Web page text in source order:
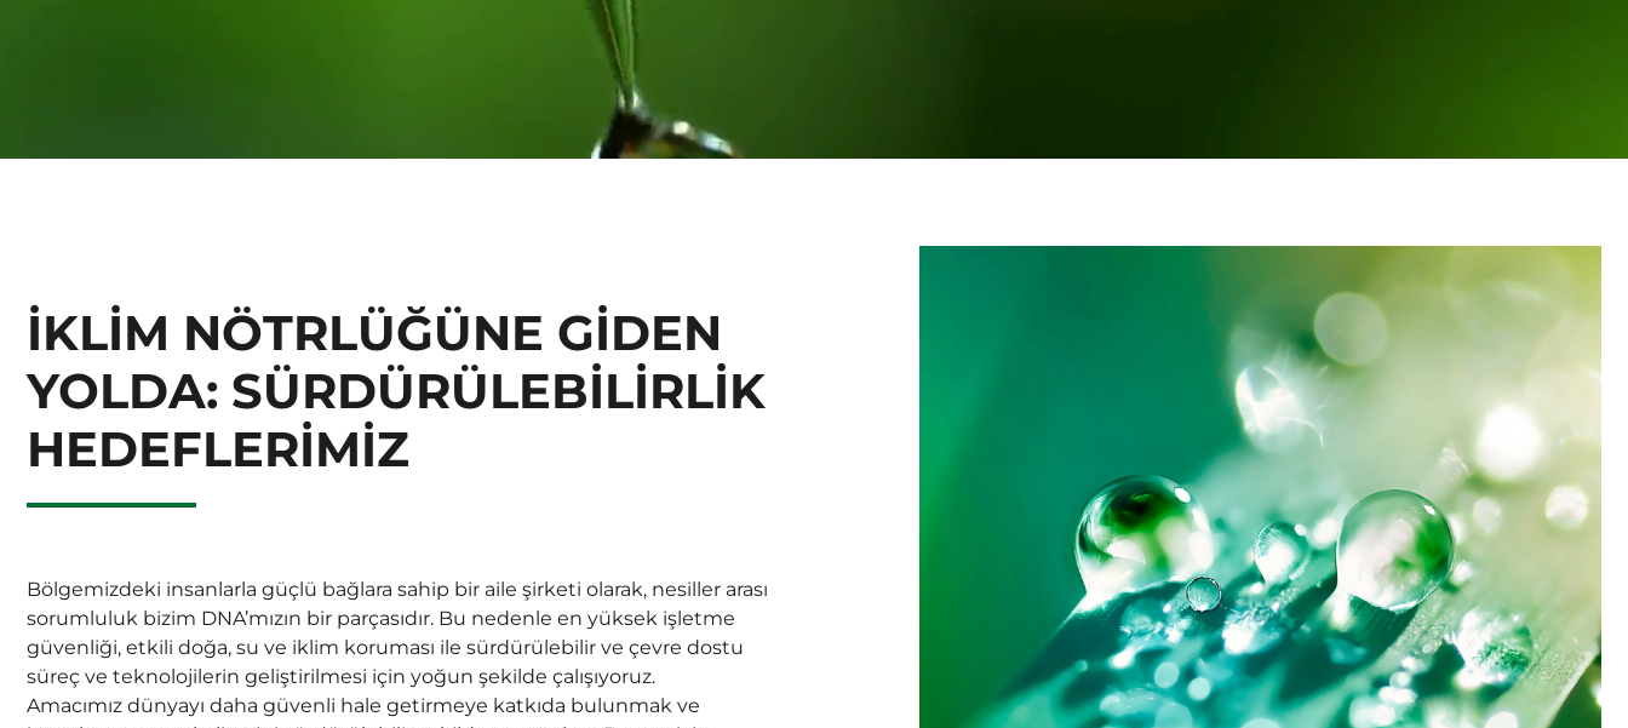
İKLİM NÖTRLÜĞÜNE GİDEN
YOLDA: SÜRDÜRÜLEBİLİRLİK
HEDEFLERİMİZ
Bölgemizdeki insanlarla güçlü bağlara sahip bir aile şirketi olarak, nesiller arası
sorumluluk bizim DNA’mızın bir parçasıdır. Bu nedenle en yüksek işletme
güvenliği, etkili doğa, su ve iklim koruması ile sürdürülebilir ve çevre dostu
süreç ve teknolojilerin geliştirilmesi için yoğun şekilde çalışıyoruz.
Amacımız dünyayı daha güvenli hale getirmeye katkıda bulunmak ve